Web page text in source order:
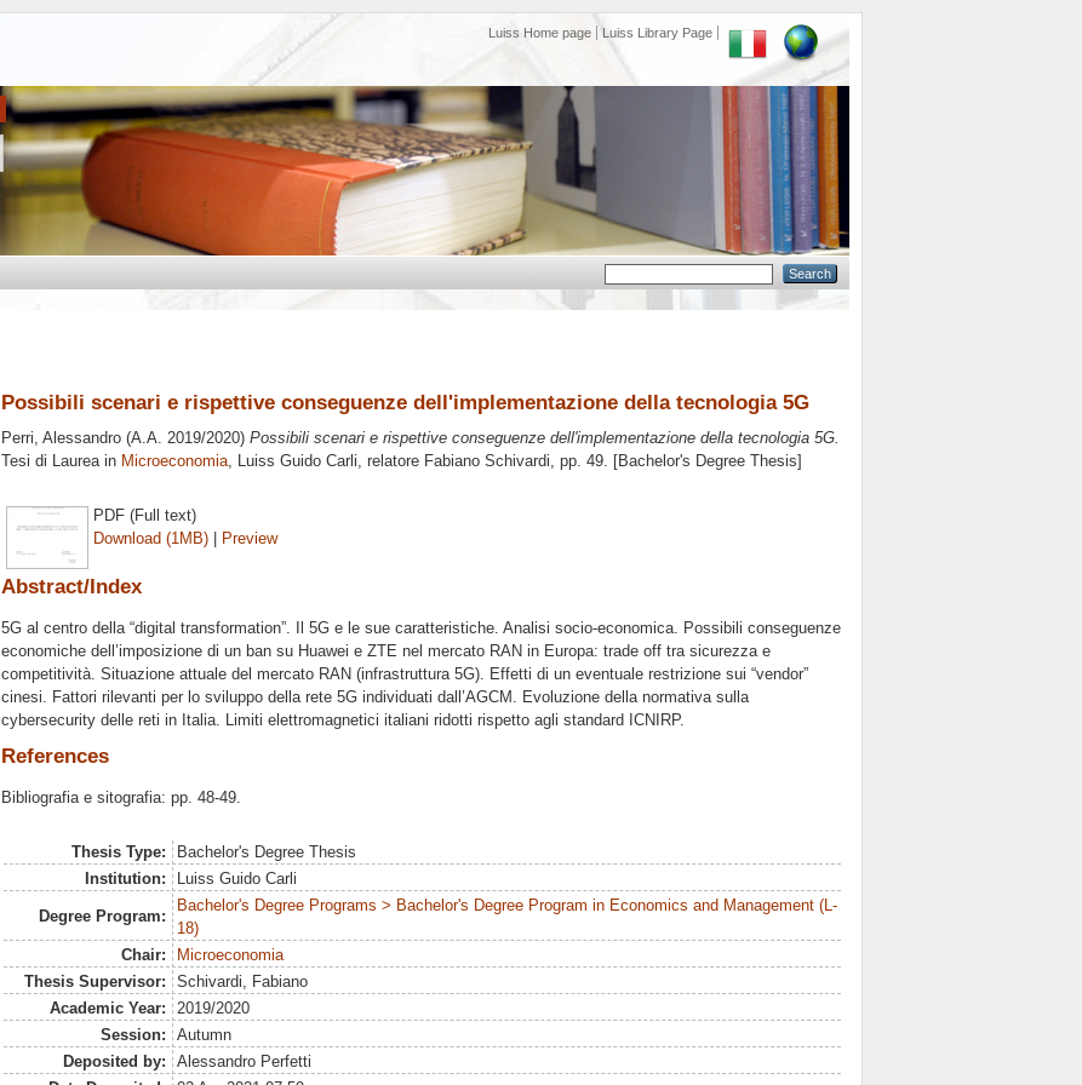
Luiss Home page Luiss Library Page
Possibili scenari e rispettive conseguenze dell'implementazione della tecnologia 5G
Perri, Alessandro (A.A. 2019/2020) Possibili scenari e rispettive conseguenze dell'implementazione della tecnologia 5G.
Tesi di Laurea in Microeconomia, Luiss Guido Carli, relatore Fabiano Schivardi, pp. 49. [Bachelor's Degree Thesis]
PDF (Full text)
Download (1MB) | Preview
Abstract/Index
5G al centro della “digital transformation”. Il 5G e le sue caratteristiche. Analisi socio-economica. Possibili conseguenze
economiche dell’imposizione di un ban su Huawei e ZTE nel mercato RAN in Europa: trade off tra sicurezza e
competitività. Situazione attuale del mercato RAN (infrastruttura 5G). Effetti di un eventuale restrizione sui “vendor”
cinesi. Fattori rilevanti per lo sviluppo della rete 5G individuati dall’AGCM. Evoluzione della normativa sulla
cybersecurity delle reti in Italia. Limiti elettromagnetici italiani ridotti rispetto agli standard ICNIRP.
References
Bibliografia e sitografia: pp. 48-49.
Thesis Type:
Bachelor's Degree Thesis
Institution:
Luiss Guido Carli
Degree Program:
Bachelor's Degree Programs > Bachelor's Degree Program in Economics and Management (L-
18)
Chair:
Microeconomia
Thesis Supervisor:
Schivardi, Fabiano
Academic Year:
2019/2020
Session:
Autumn
Deposited by:
Alessandro Perfetti